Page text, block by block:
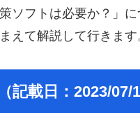
ソフトは必要か？」に
えて解説して行きます
記載日：2023/07/